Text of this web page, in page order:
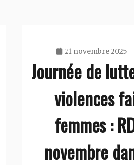
21 novembre 2025
Journée de
violences
femmes :
novembre